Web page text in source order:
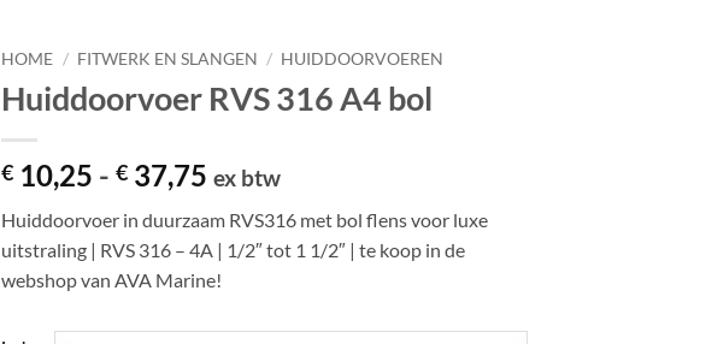
HOME / FITWERK EN SLANGEN / HUIDDOORVOEREN
Huiddoorvoer RVS 316 A4 bol
€ 10,25 - € 37,75 Prijsklasse:
tot
€ 37,75
ex btw
Huiddoorvoer in duurzaam RVS316 met bol flens voor luxe
uitstraling | RVS 316 – 4A | 1/2″ tot 1 1/2″ | te koop in de
webshop van AVA Marine!